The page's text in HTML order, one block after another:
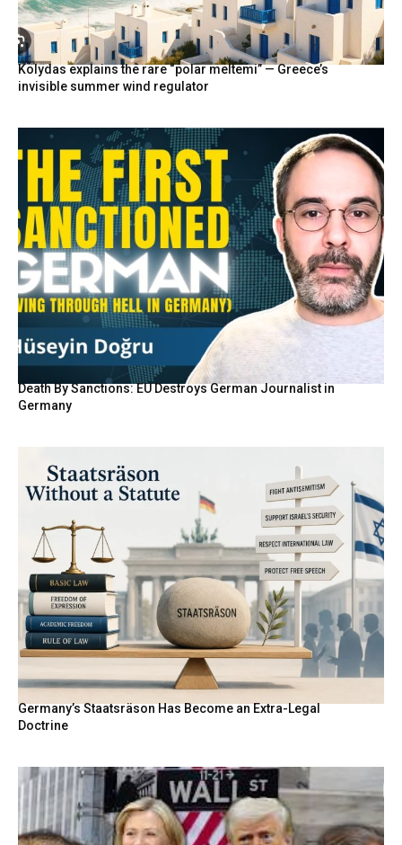
Kolydas explains the rare “polar meltemi” — Greece’s
invisible summer wind regulator
Death By Sanctions: EU Destroys German Journalist in
Germany
Germany’s Staatsräson Has Become an Extra-Legal
Doctrine